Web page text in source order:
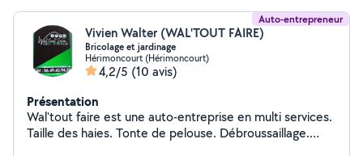
Auto-entrepreneur
Vivien Walter (WAL'TOUT FAIRE)
Bricolage et jardinage
Hérimoncourt (Hérimoncourt)
4,2/5 (10 avis)
Présentation
Wal'tout faire est une auto-entreprise en multi services.
Taille des haies. Tonte de pelouse. Débroussaillage.